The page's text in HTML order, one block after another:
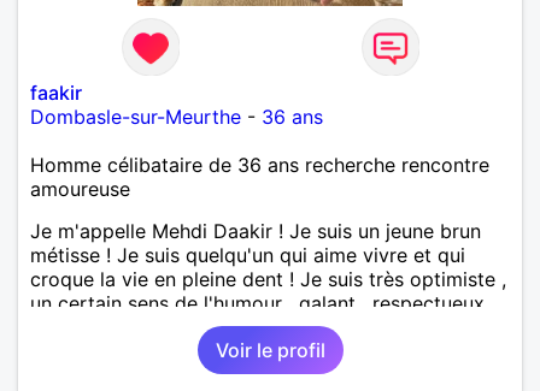
faakir
Dombasle-sur-Meurthe - 36 ans
Homme célibataire de 36 ans recherche rencontre
amoureuse
Je m'appelle Mehdi Daakir ! Je suis un jeune brun
métisse ! Je suis quelqu'un qui aime vivre et qui
croque la vie en pleine dent ! Je suis très optimiste ,
un certain sens de l'humour , galant , respectueux
mais parfois un peu maladroit et timide ! Je
recherche de nouvelles rencontres et plus si
affinités ! Qui ne tente rien n'a rien !
Voir le profil